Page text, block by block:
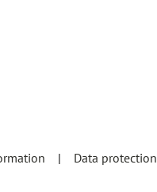
Data protection